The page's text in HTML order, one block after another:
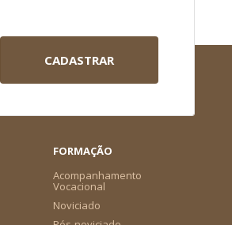
CADASTRAR
FORMAÇÃO
Acompanhamento
Vocacional
Noviciado